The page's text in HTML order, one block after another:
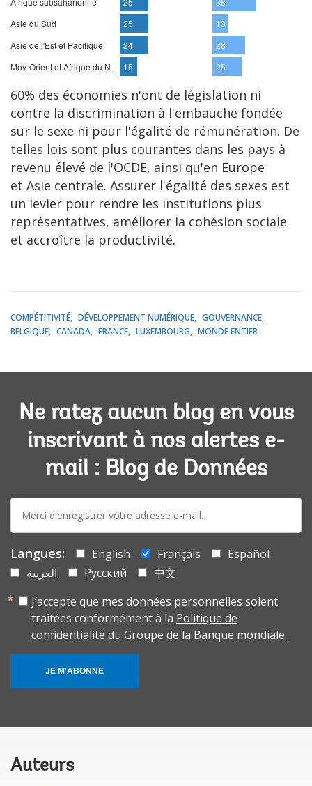
60% des économies n'ont de législation ni
contre la discrimination à l'embauche fondée
sur le sexe ni pour l'égalité de rémunération. De
telles lois sont plus courantes dans les pays à
revenu élevé de l'OCDE, ainsi qu'en Europe
et Asie centrale. Assurer l'égalité des sexes est
un levier pour rendre les institutions plus
représentatives, améliorer la cohésion sociale
et accroître la productivité.
COMPÉTITIVITÉ DÉVELOPPEMENT NUMÉRIQUE
GOUVERNANCE
BELGIQUE
CANADA FRANCE LUXEMBOURG MONDE ENTIER
Ne ratez aucun blog en vous
inscrivant à nos alertes e-
mail : Blog de Données
mail:
Langues: English Français
Español
العربية
Русский
中文
J’accepte que mes données personnelles soient
traitées conformément à la Politique de
confidentialité du Groupe de la Banque mondiale.
JE M'ABONNE
Auteurs